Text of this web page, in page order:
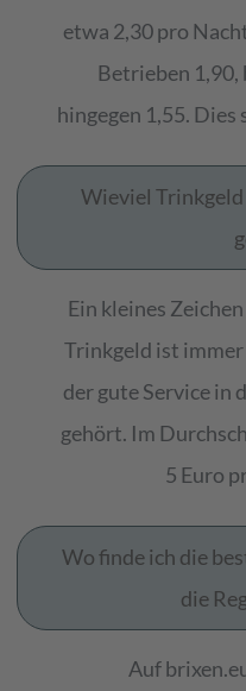
etwa 2,30 pro
Betrieben
hingegen 1,55.
Wieviel
Ein kleines
Trinkgeld ist
der gute Service in
gehört. Im
5 Euro
Wo finde ich die
die
Auf